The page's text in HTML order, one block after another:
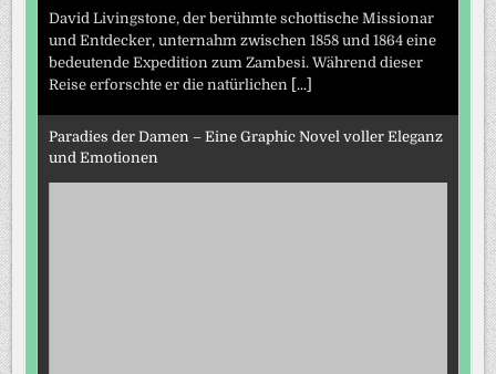
David Livingstone, der berühmte schottische Missionar
und Entdecker, unternahm zwischen 1858 und 1864 eine
bedeutende Expedition zum Zambesi. Während dieser
Reise erforschte er die natürlichen [...]
Paradies der Damen – Eine Graphic Novel voller Eleganz
und Emotionen